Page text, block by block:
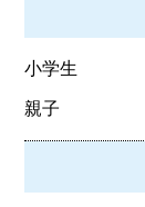
小学生
親子